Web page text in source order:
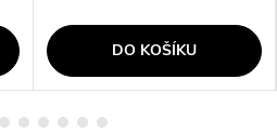
DO KOŠÍKU